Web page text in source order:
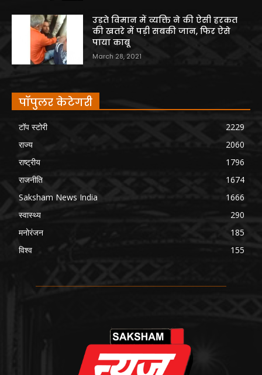
उड़ते विमान में व्यक्ति ने की ऐसी हरकत
की खतरे में पड़ी सबकी जान, फिर ऐसे
पाया काबू
March 28, 2021
पॉपुलर केटेगरी
टॉप स्टोरी
2229
राज्य
2060
राष्ट्रीय
1796
राजनीति
1674
Saksham News India
1666
स्वास्थ्य
290
मनोरंजन
185
विश्व
155